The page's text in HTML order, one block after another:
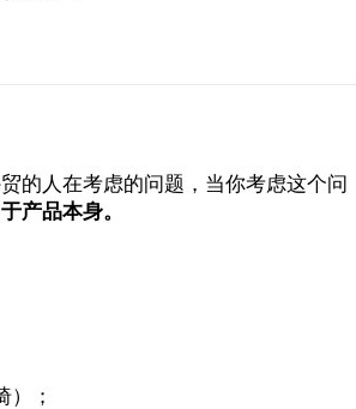
的人在考虑的问题，当你考虑这个问
产品本身。
；